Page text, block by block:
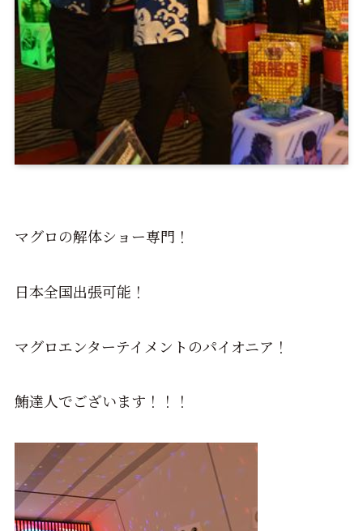
マグロの解体ショー専門！
日本全国出張可能！
マグロエンターテイメントのパイオニア！
鮪達人でございます！！！